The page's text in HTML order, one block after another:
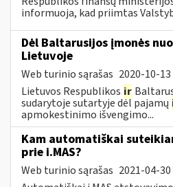
informuoja, kad priimtas
Dėl Baltarusijos įmonės
Lietuvoje
Web turinio sąrašas 2020-10-13
Lietuvos Respublikos ir
sudarytoje sutartyje dėl pajamų
apmokestinimo išvengimo...
Kam automatiškai
prie i.MAS?
Web turinio sąrašas 2021-04-30